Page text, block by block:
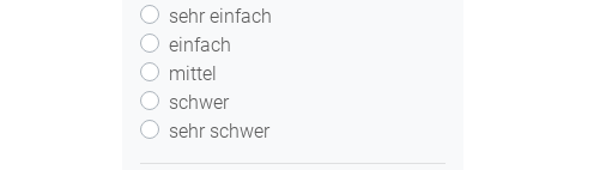
sehr einfach
einfach
mittel
schwer
sehr schwer